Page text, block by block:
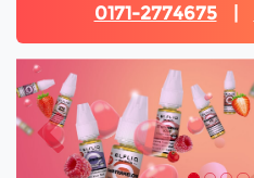
0171-2774675